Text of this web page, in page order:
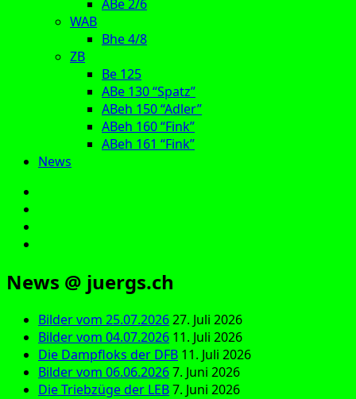
ABe 2/6
WAB
Bhe 4/8
ZB
Be 125
ABe 130 “Spatz”
ABeh 150 “Adler”
ABeh 160 “Fink”
ABeh 161 “Fink”
News
News @ juergs.ch
Bilder vom 25.07.202627. Juli 2026
Bilder vom 04.07.2026 11. Juli 2026
Die Dampfloks der DFB 11. Juli 2026
Bilder vom 06.06.20267. Juni 2026
Die Triebzüge der LEB7. Juni 2026